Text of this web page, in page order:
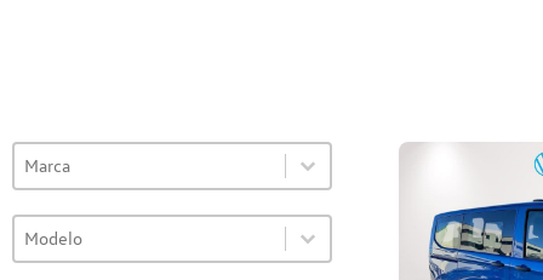
VO Selector de marca
Select content
Select content
VO Selector de modelo
Select content
Select content